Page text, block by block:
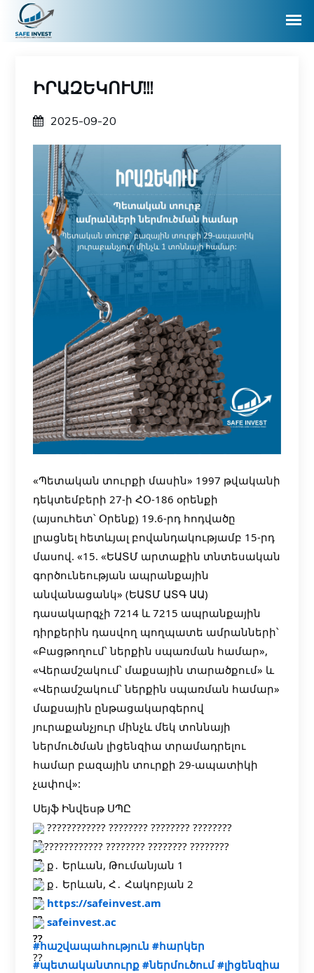
ԻՐԱԶԵԿՈՒՄ!!!
2025-09-20
«Պետական տուրքի մասին» 1997 թվականի
դեկտեմբերի 27-ի ՀՕ-186 օրենքի
(այսուհետ՝ Օրենք) 19.6-րդ հոդվածը
լրացնել հետևյալ բովանդակությամբ 15-րդ
մասով. «15. «ԵԱՏՄ արտաքին տնտեսական
գործունեության ապրանքային
անվանացանկ» (ԵԱՏՄ ԱՏԳ ԱԱ)
դասակարգչի 7214 և 7215 ապրանքային
դիրքերին դասվող պողպատե ամրանների՝
«Բացթողում՝ ներքին սպառման համար»,
«Վերամշակում՝ մաքսային տարածքում» և
«Վերամշակում՝ ներքին սպառման համար»
մաքսային ընթացակարգերով
յուրաքանչյուր մինչև մեկ տոննայի
ներմուծման լիցենզիա տրամադրելու
համար բազային տուրքի 29-ապատիկի
չափով»:
Սեյֆ Ինվեսթ ՍՊԸ
???????????? ???????? ???????? ????????
???????????? ???????? ???????? ????????
ք․ Երևան, Թումանյան 1
ք․ Երևան, Հ․ Հակոբյան 2
https://safeinvest.am
safeinvest.ac
#հաշվապահություն #հարկեր
#պետականտուրք #ներմուծում #լիցենզիա